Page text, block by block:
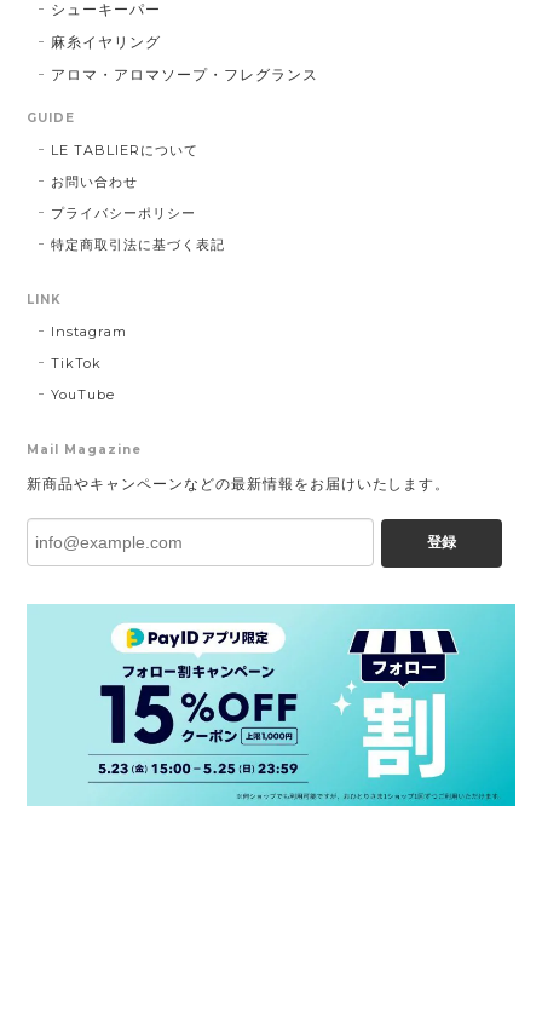
シューキーパー
麻糸イヤリング
アロマ・アロマソープ・フレグランス
GUIDE
LE TABLIERについて
お問い合わせ
プライバシーポリシー
特定商取引法に基づく表記
LINK
Instagram
TikTok
YouTube
Mail Magazine
新商品やキャンペーンなどの最新情報をお届けいたします。
登録